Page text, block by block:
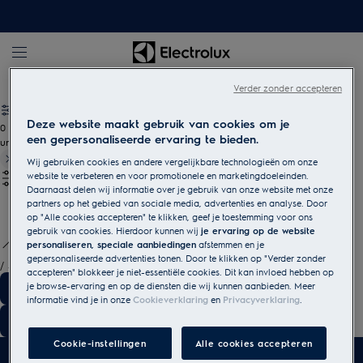
0
undefined
/ 3
Deze website maakt gebruik van cookies om je
een gepersonaliseerde ervaring te bieden.
Wij gebruiken cookies en andere vergelijkbare technologieën om onze
website te verbeteren en voor promotionele en marketingdoeleinden.
Daarnaast delen wij informatie over je gebruik van onze website met onze
partners op het gebied van sociale media, advertenties en analyse. Door
op "Alle cookies accepteren" te klikken, geef je toestemming voor ons
gebruik van cookies. Hierdoor kunnen wijje ervaring op de website
personaliseren, speciale aanbiedingen afstemmen en je
gepersonaliseerde advertenties tonen. Door te klikken op "Verder zonder
accepteren" blokkeer je niet-essentiële cookies. Dit kan invloed hebben op
je browse-ervaring en op de diensten die wij kunnen aanbieden. Meer
informatie vind je in onzeCookieverklaring en Privacyverklaring.
Cookie-instellingen Alle cookies accepteren
Verder zonder accepteren